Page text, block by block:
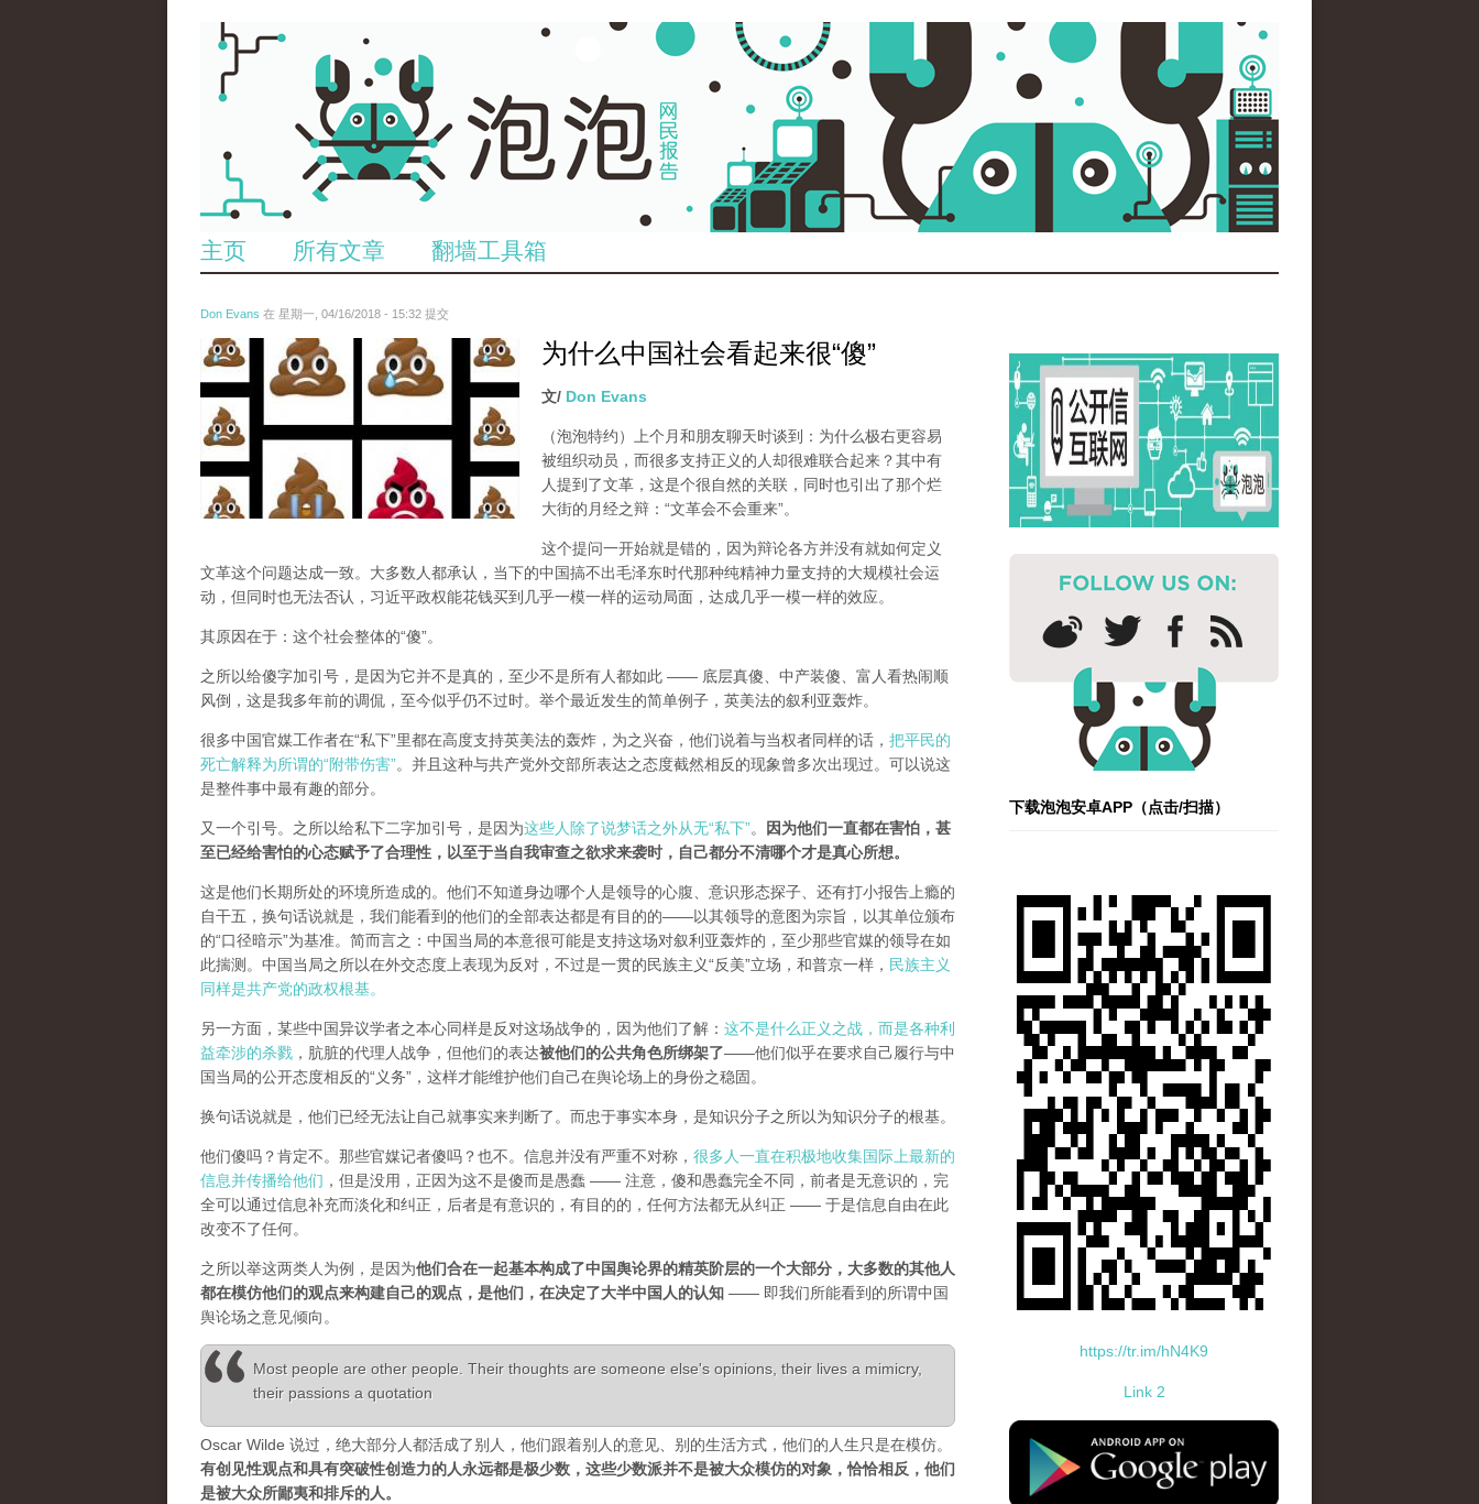
主页 所有文章 翻墙工具箱
Don Evans 在 星期一, 04/16/2018 - 15:32 提交
wechatimg1053.jpeg 为什么中国社会看起来很“傻”
文/ Don Evans
（泡泡特约）
上个月和朋友聊天时谈到：为什么极右更容易
被组织动员，而很多支持正义的人却很难联合起来？其中有
人提到了文革，这是个很自然的关联，同时也引出了那个烂
大街的月经之辩：“文革会不会重来”。
这个提问一开始就是错的，因为辩论各方并没有就如何定义
文革这个问题达成一致。大多数人都承认，当下的中国搞不出毛泽东时代那种纯精神力量支持的大规模社会运
动，但同时也无法否认，习近平政权能花钱买到几乎一模一样的运动局面，达成几乎一模一样的效应。
其原因在于：这个社会整体的“傻”。
之所以给傻字加引号，是因为它并不是真的，至少不是所有人都如此 —— 底层真傻、中产装傻、富人看热闹顺
风倒，这是我多年前的调侃，至今似乎仍不过时。举个最近发生的简单例子，英美法的叙利亚轰炸。
很多中国官媒工作者在“私下”里都在高度支持英美法的轰炸，为之兴奋，他们说着与当权者同样的话， 把平民的
死亡解释为所谓的“附带伤害”。并且这种与共产党外交部所表达之态度截然相反的现象曾多次出现过。可以说这
是整件事中最有趣的部分。
又一个引号。之所以给私下二字加引号，是因为这些人除了说梦话之外从无“私下”。
因为他们一直都在害怕，甚
至已经给害怕的心态赋予了合理性，以至于当自我审查之欲求来袭时，自己都分不清哪个才是真心所想。
这是他们长期所处的环境所造成的。他们不知道身边哪个人是领导的心腹、意识形态探子、还有打小报告上瘾的
自干五，换句话说就是，我们能看到的他们的全部表达都是有目的的——以其领导的意图为宗旨，以其单位颁布
的“口径暗示”为基准。简而言之：中国当局的本意很可能是支持这场对叙利亚轰炸的，至少那些官媒的领导在如
此揣测。中国当局之所以在外交态度上表现为反对，不过是一贯的民族主义“反美”立场，和普京一样， 民族主义
同样是共产党的政权根基。
另一方面，某些中国异议学者之本心同样是反对这场战争的，因为他们了解： 这不是什么正义之战，而是各种利
益牵涉的杀戮 ，肮脏的代理人战争，但他们的表达被他们的公共角色所绑架了——他们似乎在要求自己履行与中
国当局的公开态度相反的“义务”，这样才能维护他们自己在舆论场上的身份之稳固。
换句话说就是，他们已经无法让自己就事实来判断了。而忠于事实本身，是知识分子之所以为知识分子的根基。
他们傻吗？肯定不。那些官媒记者傻吗？也不。信息并没有严重不对称， 很多人一直在积极地收集国际上最新的
信息并传播给他们 ，但是没用，正因为这不是傻而是愚蠢 —— 注意，傻和愚蠢完全不同，前者是无意识的，完
全可以通过信息补充而淡化和纠正，后者是有意识的，有目的的，任何方法都无从纠正 —— 于是信息自由在此
改变不了任何。
之所以举这两类人为例，是因为他们合在一起基本构成了中国舆论界的精英阶层的一个大部分，大多数的其他人
都在模仿他们的观点来构建自己的观点，是他们，在决定了大半中国人的认知 —— 即我们所能看到的所谓中国
舆论场之意见倾向。
Most people are other people. Their thoughts are someone else's opinions, their lives a mimicry,
their passions a quotation
Oscar Wilde 说过，绝大部分人都活成了别人，他们跟着别人的意见、别的生活方式，他们的人生只是在模仿。
有创见性观点和具有突破性创造力的人永远都是极少数，这些少数派并不是被大众模仿的对象，恰恰相反，他们
是被大众所鄙夷和排斥的人。
下载泡泡安卓APP（点击/扫描）
https://tr.im/hN4K9
Link 2
standard-icon-googleplay-app-store.png